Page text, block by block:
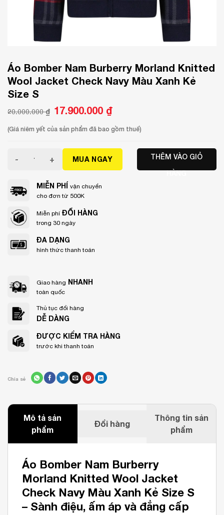
Áo Bomber Nam Burberry Morland Knitted
Wool Jacket Check Navy Màu Xanh Kẻ
Size S
20.000.000₫ Giá
gốc
20.000.000 ₫.
17.900.000 ₫Giá
là:
(Giá niêm yết của sản phẩm đã bao gồm thuế)
Áo Bomber Nam Burberry Morland Knitted Wool Jacket
MUA NGAY
THÊM VÀO GIỎ
HÀNG
MIỄN PHÍ vận chuyển
cho đơn từ 500K
Miễn phí ĐỔI HÀNG
trong 30 ngày
ĐA DẠNG
hình thức thanh toán
Giao hàng NHANH
toàn quốc
Thủ tục đổi hàng
DỄ DÀNG
ĐƯỢC KIỂM TRA HÀNG
trước khi thanh toán
Chia sẻ
Mô tả sản
phẩm
Đổi hàng
Thông tin sản
phẩm
Áo Bomber Nam Burberry
Morland Knitted Wool Jacket
Check Navy Màu Xanh Kẻ Size S
– Sành điệu, ấm áp và đẳng cấp